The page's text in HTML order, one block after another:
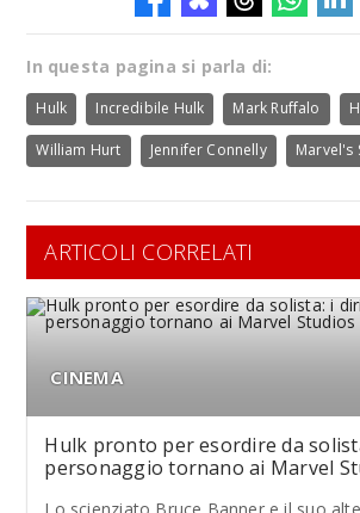
In questa pagina si parla di:
Hulk Incredibile Hulk Mark Ruffalo
William Hurt Jennifer Connelly Marvel's
ARTICOLI CORRELATI
CINEMA
Hulk pronto per esordire da
personaggio tornano ai Marvel